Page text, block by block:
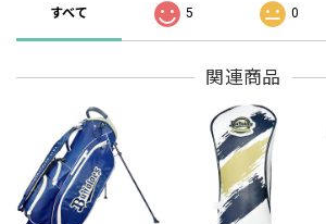
すべて 5 0
関連商品